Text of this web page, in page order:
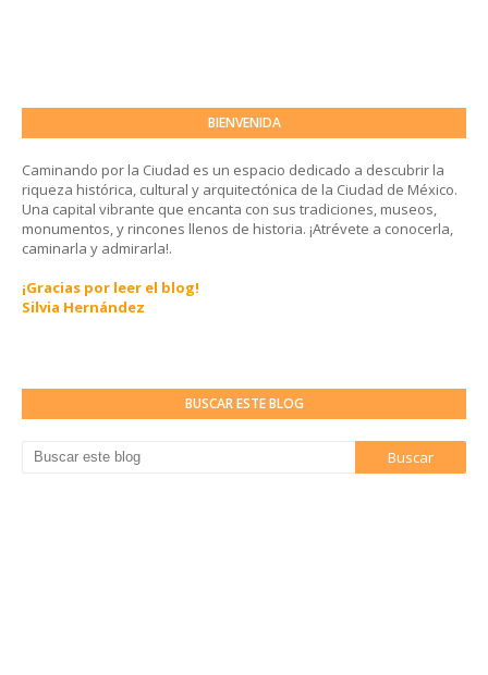
BIENVENIDA
Caminando por la Ciudad es un espacio dedicado a descubrir la
riqueza histórica, cultural y arquitectónica de la Ciudad de México.
Una capital vibrante que encanta con sus tradiciones, museos,
monumentos, y rincones llenos de historia. ¡Atrévete a conocerla,
caminarla y admirarla!.
¡Gracias por leer el blog!
Silvia Hernández
BUSCAR ESTE BLOG